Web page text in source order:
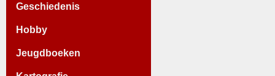
Geschiedenis
Hobby
Jeugdboeken